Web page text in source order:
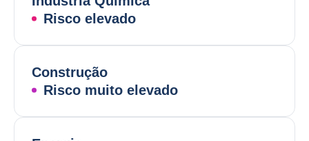
Risco elevado
Construção
Risco muito elevado